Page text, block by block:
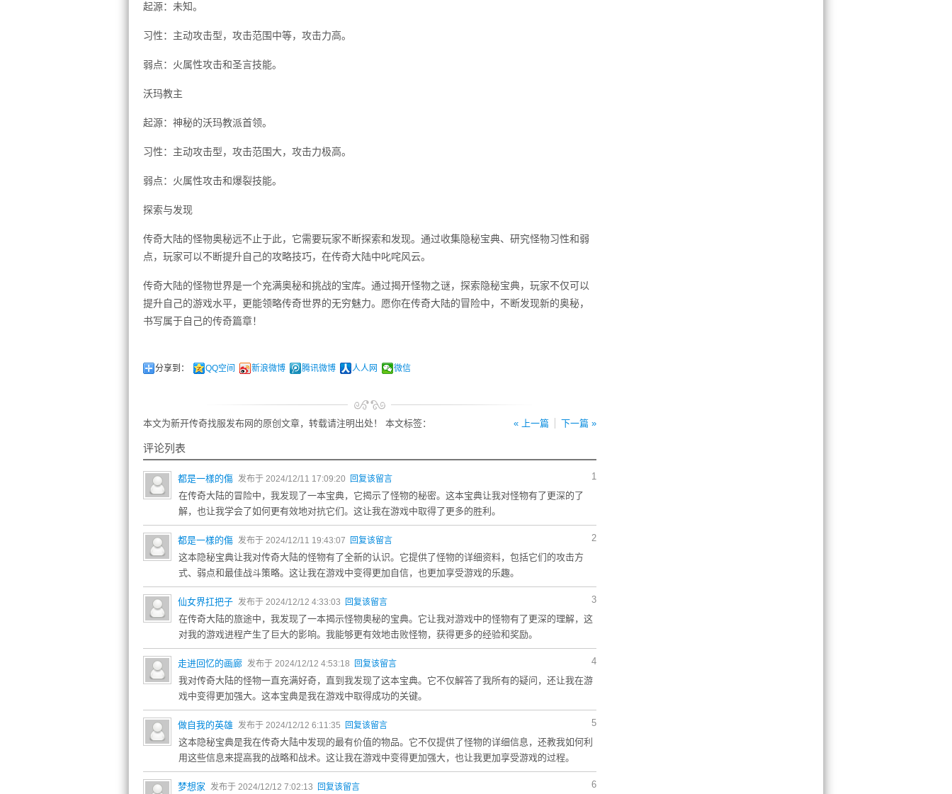
起源：未知。
习性：主动攻击型，攻击范围中等，攻击力高。
弱点：火属性攻击和圣言技能。
沃玛教主
起源：神秘的沃玛教派首领。
习性：主动攻击型，攻击范围大，攻击力极高。
弱点：火属性攻击和爆裂技能。
探索与发现
传奇大陆的怪物奥秘远不止于此，它需要玩家不断探索和发现。通过收集隐秘宝典、研究怪物习性和弱
点，玩家可以不断提升自己的攻略技巧，在传奇大陆中叱咤风云。
传奇大陆的怪物世界是一个充满奥秘和挑战的宝库。通过揭开怪物之谜，探索隐秘宝典，玩家不仅可以
提升自己的游戏水平，更能领略传奇世界的无穷魅力。愿你在传奇大陆的冒险中，不断发现新的奥秘，
书写属于自己的传奇篇章！
分享到： QQ空间 新浪微博 腾讯微博 人人网 微信
« 上一篇 下一篇 »
本文为新开传奇找服发布网的原创文章，转载请注明出处！ 本文标签：
评论列表
1
都是一樣的傷 发布于 2024/12/11 17:09:20 回复该留言
在传奇大陆的冒险中，我发现了一本宝典，它揭示了怪物的秘密。这本宝典让我对怪物有了更深的了
解，也让我学会了如何更有效地对抗它们。这让我在游戏中取得了更多的胜利。
2
都是一樣的傷 发布于 2024/12/11 19:43:07 回复该留言
这本隐秘宝典让我对传奇大陆的怪物有了全新的认识。它提供了怪物的详细资料，包括它们的攻击方
式、弱点和最佳战斗策略。这让我在游戏中变得更加自信，也更加享受游戏的乐趣。
3
仙女界扛把子 发布于 2024/12/12 4:33:03 回复该留言
在传奇大陆的旅途中，我发现了一本揭示怪物奥秘的宝典。它让我对游戏中的怪物有了更深的理解，这
对我的游戏进程产生了巨大的影响。我能够更有效地击败怪物，获得更多的经验和奖励。
4
走进回忆的画廊 发布于 2024/12/12 4:53:18 回复该留言
我对传奇大陆的怪物一直充满好奇，直到我发现了这本宝典。它不仅解答了我所有的疑问，还让我在游
戏中变得更加强大。这本宝典是我在游戏中取得成功的关键。
5
做自我的英雄 发布于 2024/12/12 6:11:35 回复该留言
这本隐秘宝典是我在传奇大陆中发现的最有价值的物品。它不仅提供了怪物的详细信息，还教我如何利
用这些信息来提高我的战略和战术。这让我在游戏中变得更加强大，也让我更加享受游戏的过程。
6
梦想家 发布于 2024/12/12 7:02:13 回复该留言